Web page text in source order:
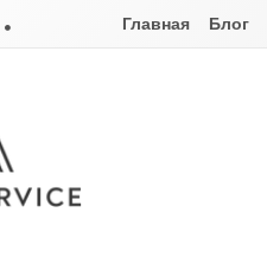
Главная Блог